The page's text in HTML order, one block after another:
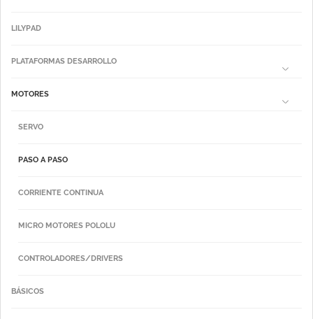
LILYPAD
PLATAFORMAS DESARROLLO
MOTORES
SERVO
PASO A PASO
CORRIENTE CONTINUA
MICRO MOTORES POLOLU
CONTROLADORES/DRIVERS
BÁSICOS